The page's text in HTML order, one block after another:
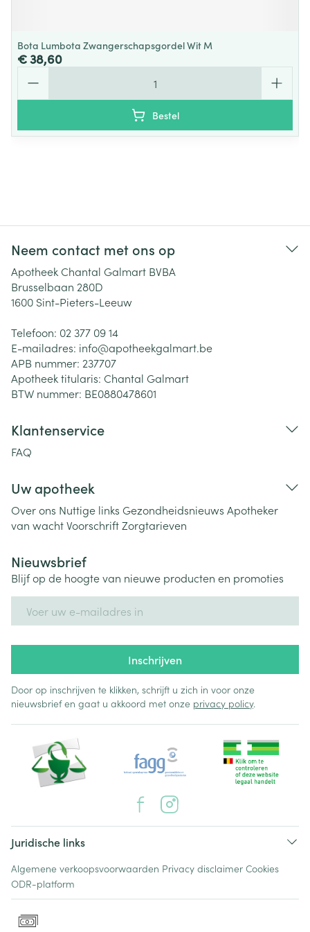
Bota Lumbota Zwangerschapsgordel Wit M
€ 38,60
Bestel
Neem contact met ons op
Apotheek Chantal Galmart BVBA
Brusselbaan 280D
1600 Sint-Pieters-Leeuw
Telefoon: 02 377 09 14
E-mailadres: info@apotheekgalmart.be
APB nummer: 237707
Apotheek titularis: Chantal Galmart
BTW nummer: BE0880478601
Klantenservice
FAQ
Uw apotheek
Over ons Nuttige links Gezondheidsnieuws Apotheker
van wachtVoorschriftZorgtarieven
Nieuwsbrief
Blijf op de hoogte van nieuwe producten en promoties
Inschrijven
Door op inschrijven te klikken, schrijft u zich in voor onze
nieuwsbrief en gaat u akkoord met onze privacy policy.
Juridische links
Algemene verkoopsvoorwaarden Privacy disclaimer Cookies
ODR-platform